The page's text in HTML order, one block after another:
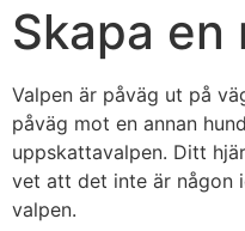
Skapa en
Valpen är påväg ut på
påväg mot en annan
uppskattavalpen. Ditt
vet att det inte är någon
valpen.